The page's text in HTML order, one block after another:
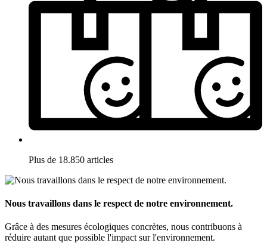
Plus de 18.850 articles
Nous travaillons dans le respect de notre environnement.
Grâce à des mesures écologiques concrètes, nous contribuons à
réduire autant que possible l'impact sur l'environnement.